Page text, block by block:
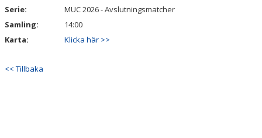
Serie:
MUC 2026 - Avslutningsmatcher
Samling:
14:00
Karta:
Klicka här >>
<< Tillbaka